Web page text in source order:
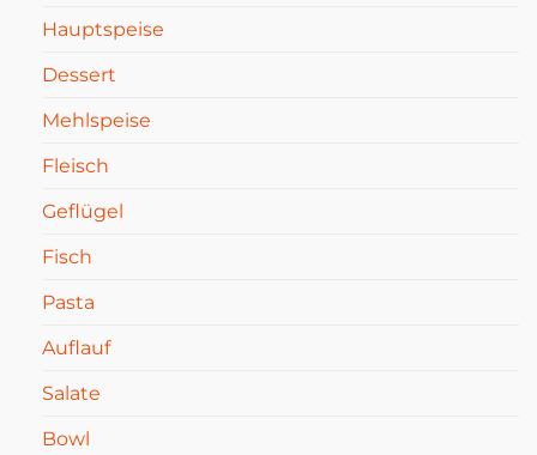
Hauptspeise
Dessert
Mehlspeise
Fleisch
Geflügel
Fisch
Pasta
Auflauf
Salate
Bowl